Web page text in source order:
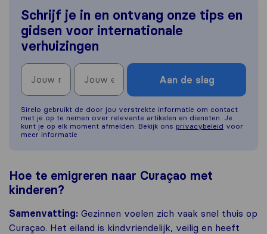
Schrijf je in en ontvang onze tips en
gidsen voor internationale
verhuizingen
Aan de slag
Sirelo gebruikt de door jou verstrekte informatie om contact
met je op te nemen over relevante artikelen en diensten. Je
kunt je op elk moment afmelden. Bekijk ons privacybeleid voor
meer informatie
Hoe te emigreren naar Curaçao met
kinderen?
Samenvatting: Gezinnen voelen zich vaak snel thuis op
Curaçao. Het eiland is kindvriendelijk, veilig en heeft